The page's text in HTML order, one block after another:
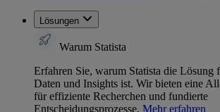
Lösungen
Warum Statista
Erfahren Sie, warum Statista die Lösung
Daten und Insights ist. Wir bieten eine
für effiziente Recherchen und fundierte
Entscheidungsprozesse. Mehr erfahren